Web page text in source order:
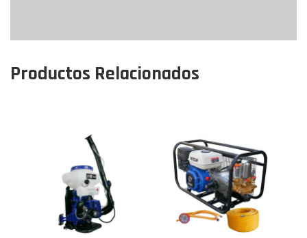
Productos Relacionados